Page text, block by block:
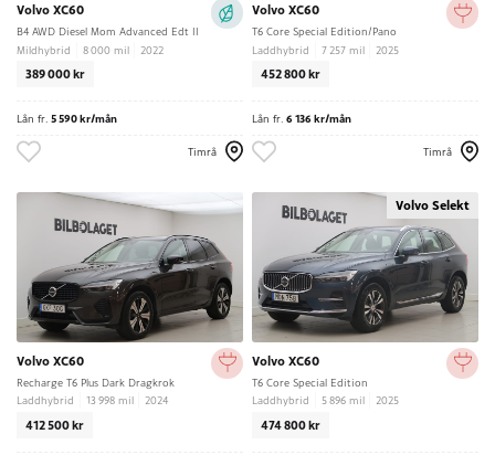
Volvo XC60
B4 AWD Diesel Mom Advanced Edt II
Mildhybrid
8 000 mil 2022
389 000 kr
Lån fr. 5 590 kr/mån
Timrå
Volvo XC60
T6 Core Special Edition/Pano
Laddhybrid
7 257 mil 2025
452 800 kr
Lån fr. 6 136 kr/mån
Timrå
Volvo XC60
Recharge T6 Plus Dark Dragkrok
Laddhybrid
13 998 mil 2024
412 500 kr
Volvo Selekt
Volvo XC60
T6 Core Special Edition
Laddhybrid
5 896 mil 2025
474 800 kr